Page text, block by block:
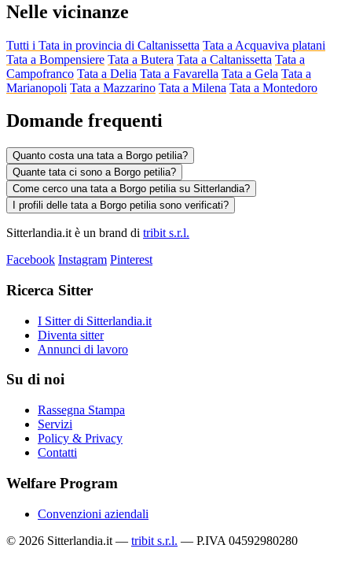
Nelle vicinanze
Tutti i Tata in provincia di Caltanissetta Tata a Acquaviva platani
Tata a Bompensiere Tata a Butera Tata a Caltanissetta Tata a
Campofranco Tata a Delia Tata a Favarella Tata a Gela Tata a
Marianopoli Tata a Mazzarino Tata a Milena Tata a Montedoro
Domande frequenti
Quanto costa una tata a Borgo petilia?
Quante tata ci sono a Borgo petilia?
Come cerco una tata a Borgo petilia su Sitterlandia?
I profili delle tata a Borgo petilia sono verificati?
Sitterlandia.it è un brand di tribit s.r.l.
Facebook Instagram Pinterest
Ricerca Sitter
I Sitter di Sitterlandia.it
Diventa sitter
Annunci di lavoro
Su di noi
Rassegna Stampa
Servizi
Policy & Privacy
Contatti
Welfare Program
Convenzioni aziendali
© 2026 Sitterlandia.it — tribit s.r.l. — P.IVA 04592980280